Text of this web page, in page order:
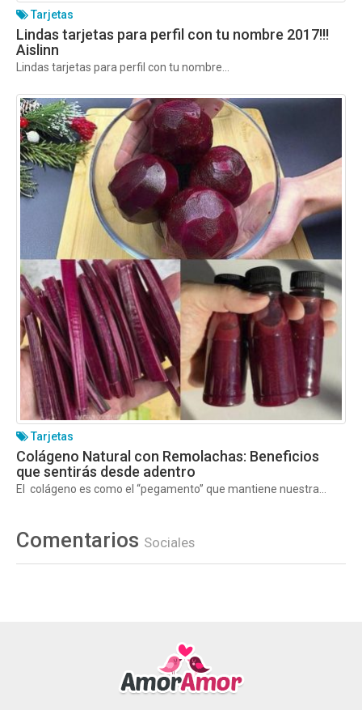
Tarjetas
Lindas tarjetas para perfil con tu nombre 2017!!!
Aislinn
Lindas tarjetas para perfil con tu nombre...
Tarjetas
Colágeno Natural con Remolachas: Beneficios
que sentirás desde adentro
El colágeno es como el “pegamento” que mantiene nuestra...
Comentarios Sociales